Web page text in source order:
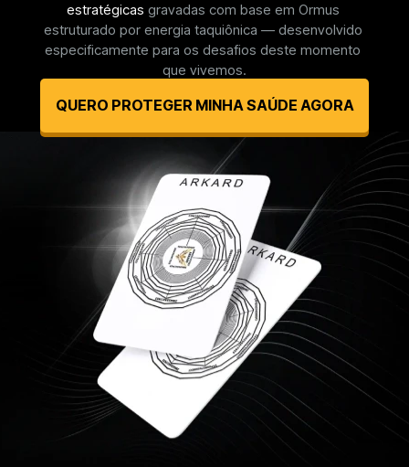
estratégicas gravadas com base em Ormus
estruturado por energia taquiônica — desenvolvido
especificamente para os desafios deste momento
que vivemos.
QUERO PROTEGER MINHA SAÚDE AGORA